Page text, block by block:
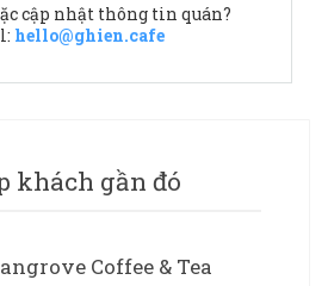
cập nhật thông tin quán?
hello@ghien.cafe
khách gần đó
Coffee & Tea